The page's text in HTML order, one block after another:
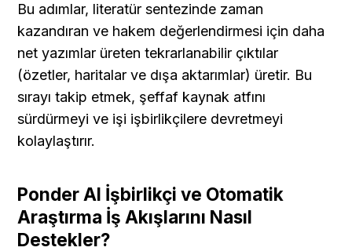
Bu adımlar, literatür sentezinde zaman
kazandıran ve hakem değerlendirmesi için daha
net yazımlar üreten tekrarlanabilir çıktılar
(özetler, haritalar ve dışa aktarımlar) üretir. Bu
sırayı takip etmek, şeffaf kaynak atfını
sürdürmeyi ve işi işbirlikçilere devretmeyi
kolaylaştırır.
Ponder AI İşbirlikçi ve Otomatik
Araştırma İş Akışlarını Nasıl
Destekler?